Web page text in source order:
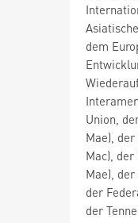
dem
Union,
Mae),
Mac),
Mae),
der
der